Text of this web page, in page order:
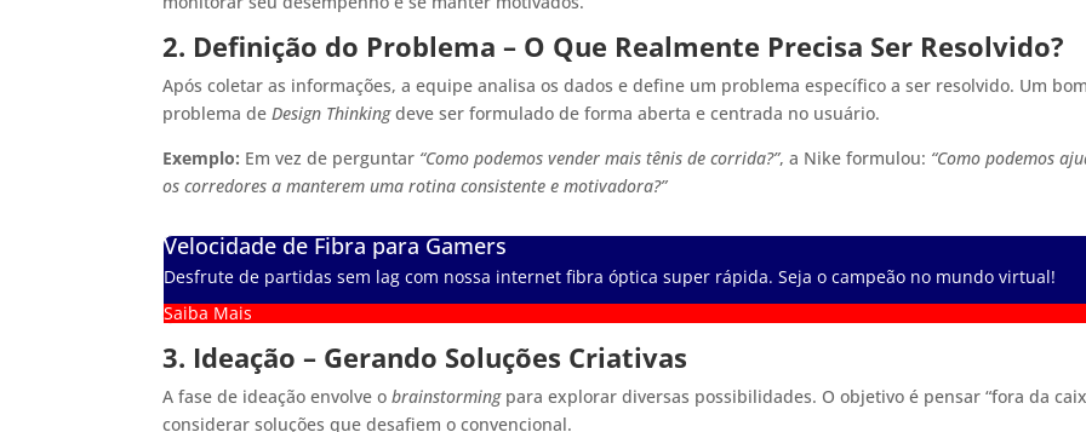
2. Definição do Problema – O Que Realmente Precisa Ser Resolvido?
Após coletar as informações, a equipe analisa os dados e define um problema específico a ser resolvido. Um bom
problema deDesign Thinkingdeve ser formulado de forma aberta e centrada no usuário.
Exemplo: Em vez de perguntar “Como podemos vender mais tênis de corrida?”, a Nike formulou: “Como podemos
os corredores a manterem uma rotina consistente e motivadora?”
Velocidade de Fibra para Gamers
Desfrute de partidas sem lag com nossa internet fibra óptica super rápida. Seja o campeão no mundo virtual!
Saiba Mais
3. Ideação – Gerando Soluções Criativas
A fase de ideação envolve obrainstormingpara explorar diversas possibilidades. O objetivo é pensar “fora da
considerar soluções que desafiem o convencional.